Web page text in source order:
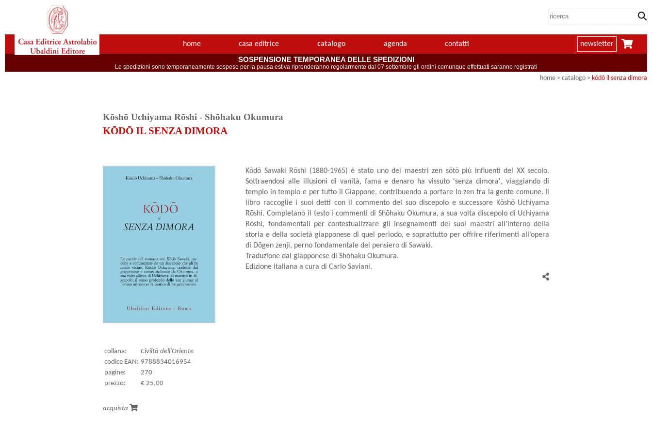
home casa editrice catalogo agenda contatti newsletter
SOSPENSIONE TEMPORANEA DELLE SPEDIZIONI
Le spedizioni sono temporaneamente sospese per la pausa estiva riprenderanno regolarmente dal 07 settembre gli ordini comunque effettuati saranno registrati
home > catalogo > kōdō il senza dimora
Kōshō Uchiyama Rōshi- Shōhaku Okumura
KŌDŌ IL SENZA DIMORA
Kōdō Sawaki Rōshi (1880-1965) è stato uno dei maestri zen sōtō più influenti del XX secolo.
Sottraendosi alle illusioni di vanità, fama e denaro ha vissuto 'senza dimora', viaggiando di
tempio in tempio e per tutto il Giappone, contribuendo a portare lo zen tra la gente comune. Il
libro raccoglie i suoi detti con il commento del suo discepolo e successore Kōshō Uchiyama
Rōshi. Completano il testo i commenti di Shōhaku Okumura, a sua volta discepolo di Uchiyama
Rōshi, fondamentali per contestualizzare gli insegnamenti dei suoi maestri all’interno della
storia e della società giapponese di quel periodo, e soprattutto per offrire riferimenti all’opera
di Dōgen zenji, perno fondamentale del pensiero di Sawaki.
Traduzione dal giapponese di Shōhaku Okumura.
Edizione italiana a cura di Carlo Saviani.
collana:
Civiltà dell'Oriente
codice EAN: 9788834016954
pagine:
270
prezzo:
€ 25,00
acquista